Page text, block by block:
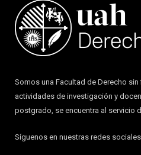
Somos una Facultad de Derecho
actividades de investigación y
postgrado, se encuentra al servicio
Síguenos en nuestras redes